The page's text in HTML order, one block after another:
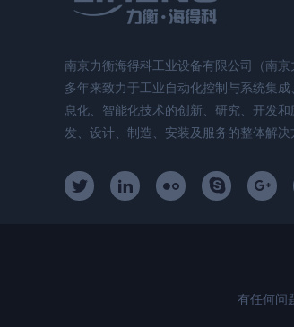
南京力衡海得科工业设备有限公司（南京
多年来致力于工业自动化控制与系统集
息化、智能化技术的创新、研究、开发
发、设计、制造、安装及服务的整体解决
有任何问